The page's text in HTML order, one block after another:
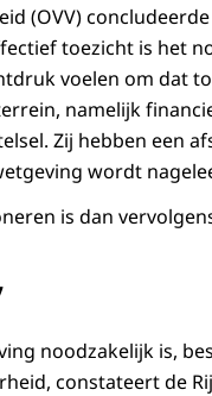
(OVV)
toezicht is het
voelen om dat
namelijk
Zij hebben een
wordt
is dan
noodzakelijk is,
constateert de